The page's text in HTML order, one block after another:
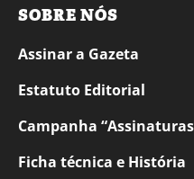
SOBRE NÓS
Assinar a Gazeta
Estatuto Editorial
Campanha
Ficha técnica e História